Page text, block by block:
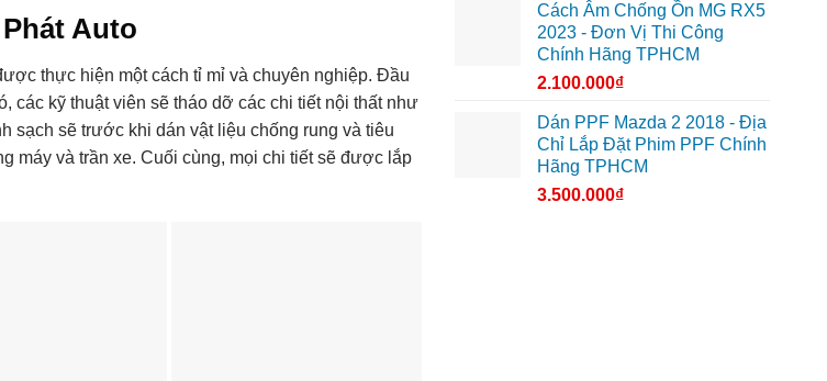
Auto
thực hiện một cách tỉ mỉ và chuyên nghiệp. Đầu
các kỹ thuật viên sẽ tháo dỡ các chi tiết nội thất như
sạch sẽ trước khi dán vật liệu chống rung và tiêu
máy và trần xe. Cuối cùng, mọi chi tiết sẽ được lắp
Cách Âm Chống Ồn MG RX5
2023 - Đơn Vị Thi Công
Chính Hãng TPHCM
2.100.000₫
Dán PPF Mazda 2 2018 - Địa
Chỉ Lắp Đặt Phim PPF Chính
Hãng TPHCM
3.500.000₫